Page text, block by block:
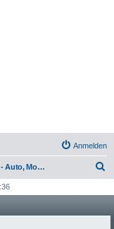
Anmelden
Kfz Forum - Auto, Motorrad und LKW
h